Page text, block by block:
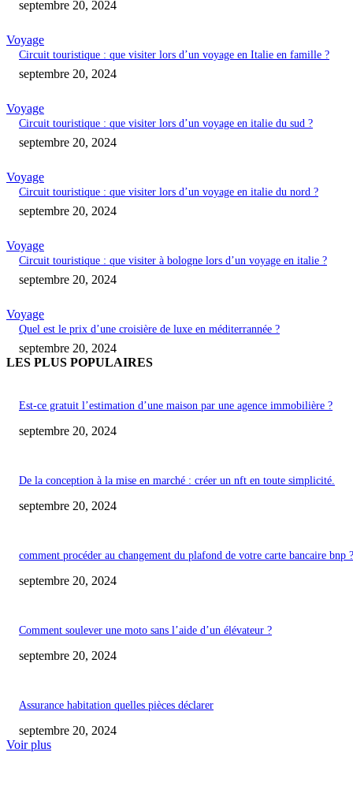
septembre 20, 2024
Voyage
Circuit touristique : que visiter lors d’un voyage en Italie en famille ?
septembre 20, 2024
Voyage
Circuit touristique : que visiter lors d’un voyage en italie du sud ?
septembre 20, 2024
Voyage
Circuit touristique : que visiter lors d’un voyage en italie du nord ?
septembre 20, 2024
Voyage
Circuit touristique : que visiter à bologne lors d’un voyage en italie ?
septembre 20, 2024
Voyage
Quel est le prix d’une croisière de luxe en méditerrannée ?
septembre 20, 2024
LES PLUS POPULAIRES
Est-ce gratuit l’estimation d’une maison par une agence immobilière ?
septembre 20, 2024
De la conception à la mise en marché : créer un nft en toute simplicité.
septembre 20, 2024
comment procéder au changement du plafond de votre carte bancaire bnp ?
septembre 20, 2024
Comment soulever une moto sans l’aide d’un élévateur ?
septembre 20, 2024
Assurance habitation quelles pièces déclarer
septembre 20, 2024
Voir plus